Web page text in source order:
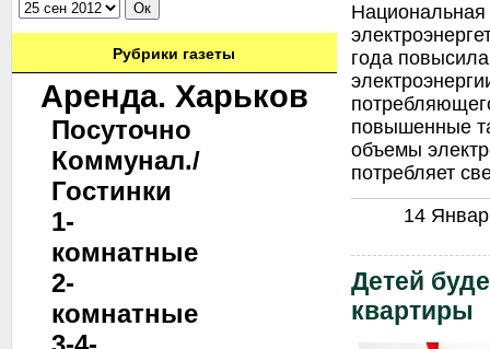
Рубрики газеты
Аренда. Харьков
Посуточно
Коммунал./
Гостинки
1-
комнатные
2-
комнатные
года
повышенные
объемы
потребляет
14
Детей
квартиры